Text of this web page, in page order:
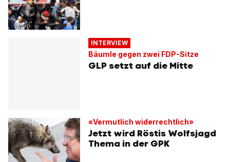
INTERVIEW
Bäumle gegen zwei FDP-Sitze
GLP setzt auf die Mitte
«Vermutlich widerrechtlich»
Jetzt wird Röstis Wolfsjagd
Thema in der GPK